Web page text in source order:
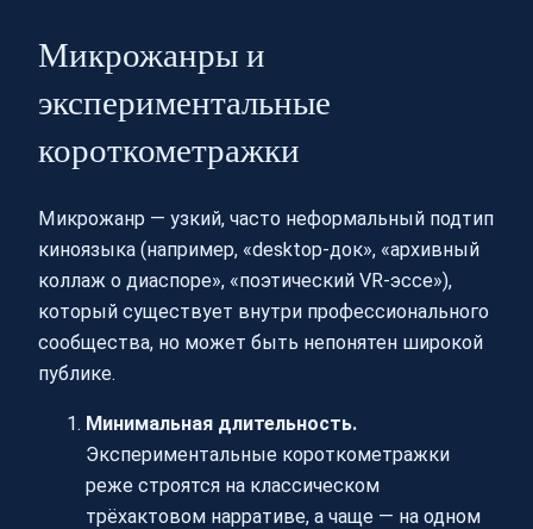
Микрожанры и
экспериментальные
короткометражки
Микрожанр — узкий, часто неформальный подтип
киноязыка (например, «desktop‑док», «архивный
коллаж о диаспоре», «поэтический VR-эссе»),
который существует внутри профессионального
сообщества, но может быть непонятен широкой
публике.
Минимальная длительность.
Экспериментальные короткометражки
реже строятся на классическом
трёхактовом нарративе, а чаще — на одном